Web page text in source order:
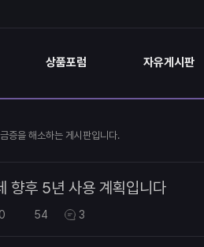
상품포럼 자유게시판
증을 해소하는 게시판입니다.
향후 5년 사용 계획입니다
54 3